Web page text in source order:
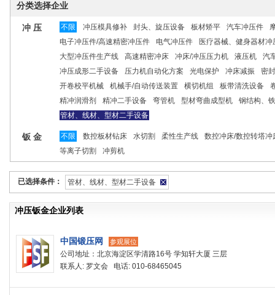
分类选择企业
冲 压 不限 冲压模具修补 封头、旋压设备 板材矫平 汽车冲压件
电子冲压件/高速精密冲压件
电气冲压件
医疗器械、健身器材冲
大型冲压件生产线
高速精密冲床 冲床/冲压压力机 液压机
汽
冲压成形二手设备
压力机自动化方案 光电保护 冲床减振
密
开卷校平机械
机械手/自动传送装置 横切机组 板带清洗设备
精冲润滑剂
精冲二手设备 弯管机 型材弯曲成型机
钢结构、
管材、线材、型材二手设备
钣 金 不限 数控板材钻床 水切割 柔性生产线
数控冲床/数控转塔冲
等离子切割
冲剪机
已选择条件： 管材、线材、型材二手设备
冲压钣金企业列表
中国锻压网 参观展位
公司地址：北京海淀区学清路16号 学知轩大厦 三层
联系人: 罗文会 电话: 010-68465045